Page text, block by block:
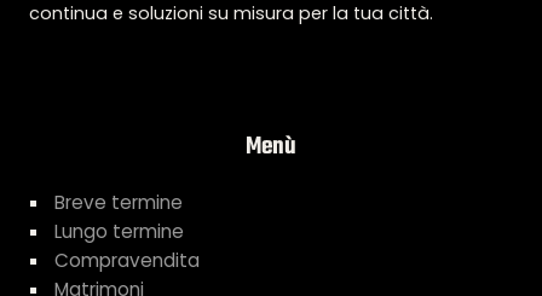
continua e soluzioni su misura per la tua città.
Menù
Breve termine
Lungo termine
Compravendita
Matrimoni